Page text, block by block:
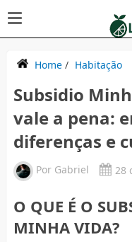
Home/ Habitação
Subsidio
vale a pena:
diferenças e
Por Gabriel 28
O QUE É O
MINHA VIDA?